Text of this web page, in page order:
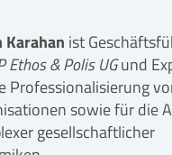
Karahan ist
Ethos & Polis UGund
Professionalisierung
sowie für die
gesellschaftlicher